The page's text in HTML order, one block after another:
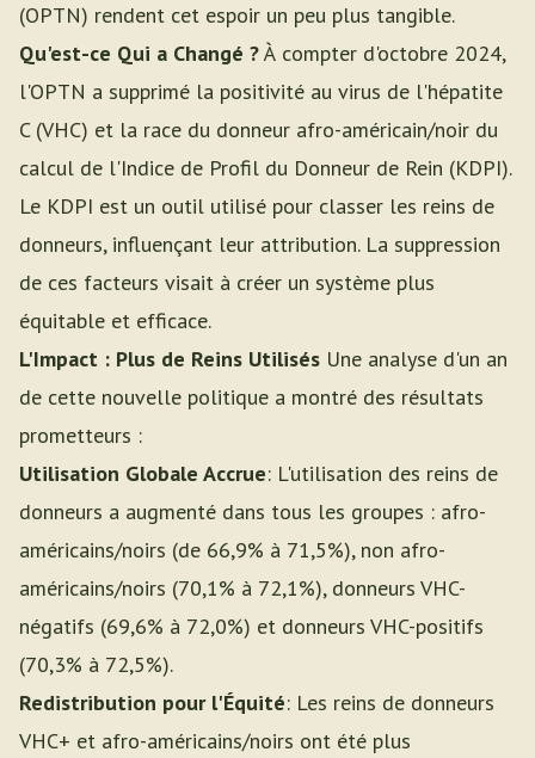
(OPTN) rendent cet espoir un peu plus tangible.
Qu'est-ce Qui a Changé ?À compter d'octobre 2024,
l'OPTN a supprimé la positivité au virus de l'hépatite
C (VHC) et la race du donneur afro-américain/noir du
calcul de l'Indice de Profil du Donneur de Rein (KDPI).
Le KDPI est un outil utilisé pour classer les reins de
donneurs, influençant leur attribution. La suppression
de ces facteurs visait à créer un système plus
équitable et efficace.
L'Impact : Plus de Reins Utilisés Une analyse d'un an
de cette nouvelle politique a montré des résultats
prometteurs :
Utilisation Globale Accrue: L'utilisation des reins de
donneurs a augmenté dans tous les groupes : afro-
américains/noirs (de 66,9% à 71,5%), non afro-
américains/noirs (70,1% à 72,1%), donneurs VHC-
négatifs (69,6% à 72,0%) et donneurs VHC-positifs
(70,3% à 72,5%).
Redistribution pour l'Équité: Les reins de donneurs
VHC+ et afro-américains/noirs ont été plus